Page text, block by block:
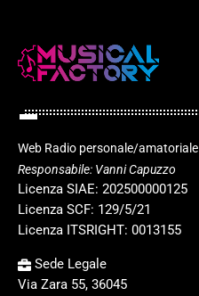
Web Radio personale/amatoriale
Responsabile: Vanni Capuzzo
Licenza SIAE: 202500000125
Licenza SCF: 129/5/21
Licenza ITSRIGHT: 0013155
Sede Legale
Via Zara 55, 36045